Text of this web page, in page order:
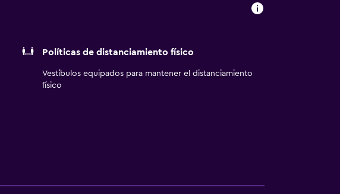
Políticas de distanciamiento físico
Vestíbulos equipados para mantener el distanciamiento
físico